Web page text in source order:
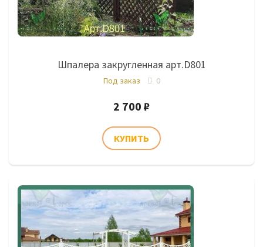
Шпалера закругленная арт.D801
Под заказ 0
2 700 ₽